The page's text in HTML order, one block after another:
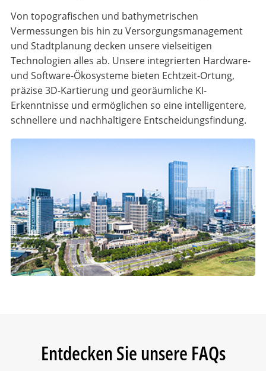
Von topografischen und bathymetrischen
Vermessungen bis hin zu Versorgungsmanagement
und Stadtplanung decken unsere vielseitigen
Technologien alles ab. Unsere integrierten Hardware-
und Software-Ökosysteme bieten Echtzeit-Ortung,
präzise 3D-Kartierung und georäumliche KI-
Erkenntnisse und ermöglichen so eine intelligentere,
schnellere und nachhaltigere Entscheidungsfindung.
Entdecken Sie unsere FAQs